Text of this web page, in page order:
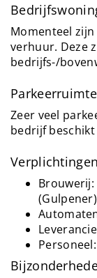
Momenteel
verhuur. Deze
bedrijfs-/
Parkeerruimte
Zeer veel
bedrijf
Verplichtingen
Brouwerij:
(Gulpener)
Personeel: